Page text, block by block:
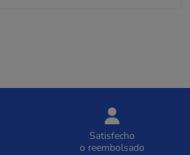
Satisfecho
o reembolsado